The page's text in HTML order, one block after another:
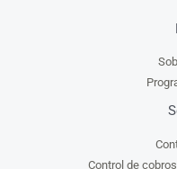
Control de